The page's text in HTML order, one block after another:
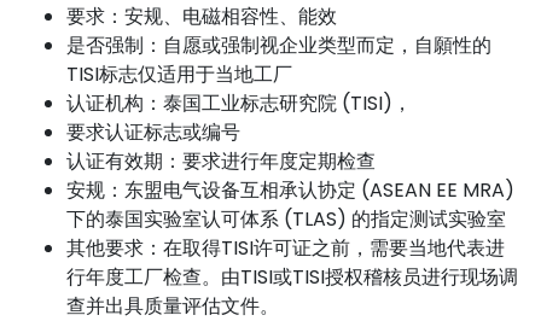
要求：安规、电磁相容性、能效
是否强制：自愿或强制视企业类型而定，自願性的
TISI标志仅适用于当地工厂
认证机构：泰国工业标志研究院 (TISI)，
要求认证标志或编号
认证有效期：要求进行年度定期检查
安规：东盟电气设备互相承认协定 (ASEAN EE MRA)
下的泰国实验室认可体系 (TLAS) 的指定测试实验室
其他要求：在取得TISI许可证之前，需要当地代表进
行年度工厂检查。由TISI或TISI授权稽核员进行现场调
查并出具质量评估文件。